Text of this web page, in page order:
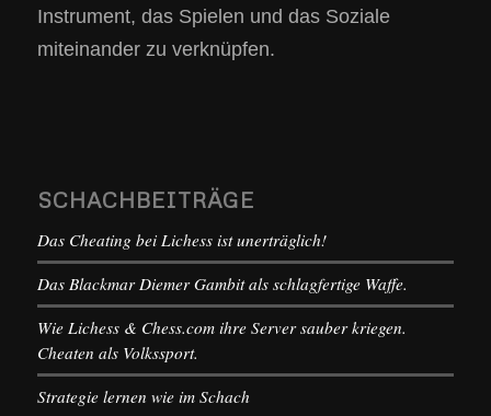
Instrument, das Spielen und das Soziale
miteinander zu verknüpfen.
SCHACHBEITRÄGE
Das Cheating bei Lichess ist unerträglich!
Das Blackmar Diemer Gambit als schlagfertige Waffe.
Wie Lichess & Chess.com ihre Server sauber kriegen.
Cheaten als Volkssport.
Strategie lernen wie im Schach